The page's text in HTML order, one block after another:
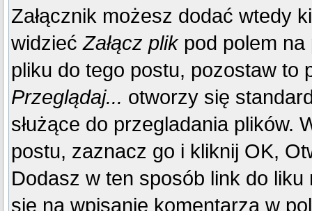
Załącznik możesz dodać wtedy
widziećZałącz plikpod polem na
pliku do tego postu, pozostaw to
Przeglądaj... otworzy się
służące do przegladania plików.
postu, zaznacz go i kliknij OK,
Dodasz w ten sposób link do
się na wpisanie komentarza w